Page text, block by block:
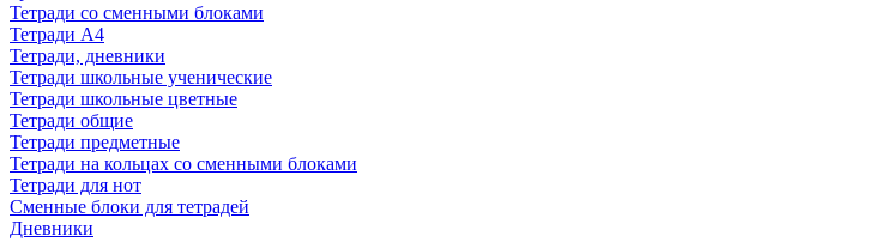
Тетради со сменными блоками
Тетради А4
Тетради, дневники
Тетради школьные ученические
Тетради школьные цветные
Тетради общие
Тетради предметные
Тетради на кольцах со сменными блоками
Тетради для нот
Сменные блоки для тетрадей
Дневники